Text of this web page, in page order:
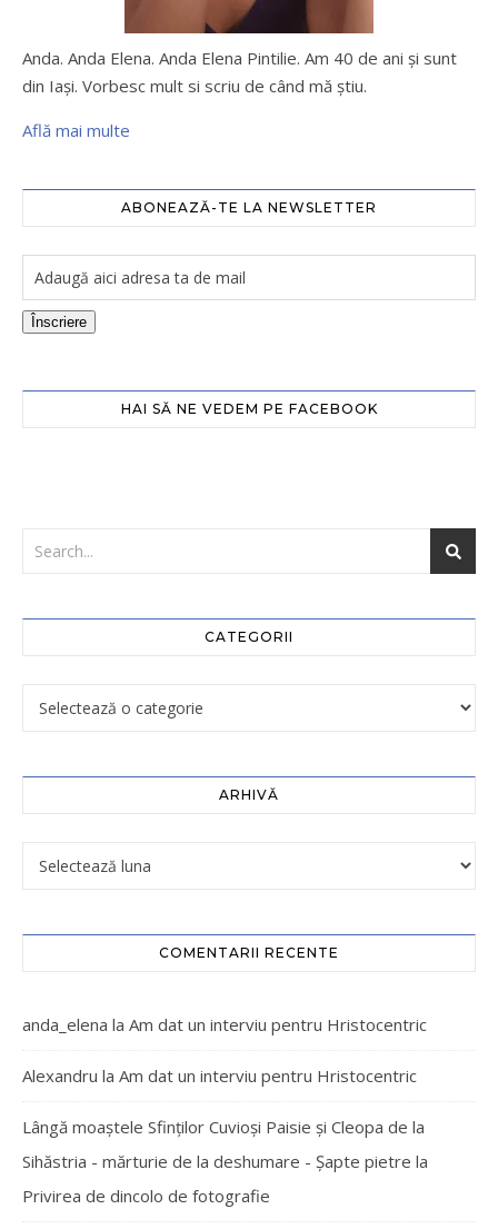
Anda. Anda Elena. Anda Elena Pintilie. Am 40 de ani şi sunt
din Iaşi. Vorbesc mult si scriu de când mă ştiu.
Află mai multe
ABONEAZĂ-TE LA NEWSLETTER
Înscriere
HAI SĂ NE VEDEM PE FACEBOOK
CATEGORII
ARHIVĂ
COMENTARII RECENTE
anda_elena la Am dat un interviu pentru Hristocentric
Alexandru la Am dat un interviu pentru Hristocentric
Lângă moaștele Sfinților Cuvioși Paisie și Cleopa de la
Sihăstria - mărturie de la deshumare - Şapte pietre la
Privirea de dincolo de fotografie